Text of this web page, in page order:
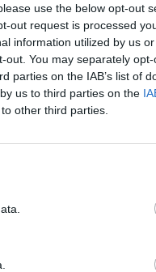
use the below opt-out
out request is processed
information utilized by us
You may separately
parties on the IAB’s list of
us to third parties on the
other third parties.